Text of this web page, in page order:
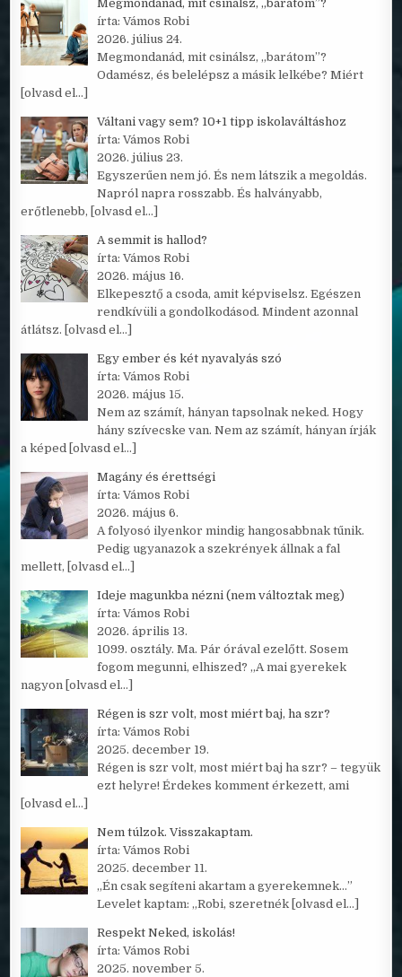
Megmondanád, mit csinálsz, „barátom”?
írta: Vámos Robi
2026. július 24.
Megmondanád, mit csinálsz, „barátom”?
Odamész, és belelépsz a másik lelkébe? Miért
[olvasd el…]
Váltani vagy sem? 10+1 tipp iskolaváltáshoz
írta: Vámos Robi
2026. július 23.
Egyszerűen nem jó. És nem látszik a megoldás.
Napról napra rosszabb. És halványabb,
erőtlenebb, [olvasd el…]
A semmit is hallod?
írta: Vámos Robi
2026. május 16.
Elkepesztő a csoda, amit képviselsz. Egészen
rendkívüli a gondolkodásod. Mindent azonnal
átlátsz. [olvasd el…]
Egy ember és két nyavalyás szó
írta: Vámos Robi
2026. május 15.
Nem az számít, hányan tapsolnak neked. Hogy
hány szívecske van. Nem az számít, hányan írják
a képed [olvasd el…]
Magány és érettségi
írta: Vámos Robi
2026. május 6.
A folyosó ilyenkor mindig hangosabbnak tűnik.
Pedig ugyanazok a szekrények állnak a fal
mellett, [olvasd el…]
Ideje magunkba nézni (nem változtak meg)
írta: Vámos Robi
2026. április 13.
1099. osztály. Ma. Pár órával ezelőtt. Sosem
fogom megunni, elhiszed? „A mai gyerekek
nagyon [olvasd el…]
Régen is szr volt, most miért baj, ha szr?
írta: Vámos Robi
2025. december 19.
Régen is szr volt, most miért baj ha szr? – tegyük
ezt helyre! Érdekes komment érkezett, ami
[olvasd el…]
Nem túlzok. Visszakaptam.
írta: Vámos Robi
2025. december 11.
„Én csak segíteni akartam a gyerekemnek…”
Levelet kaptam: „Robi, szeretnék [olvasd el…]
Respekt Neked, iskolás!
írta: Vámos Robi
2025. november 5.